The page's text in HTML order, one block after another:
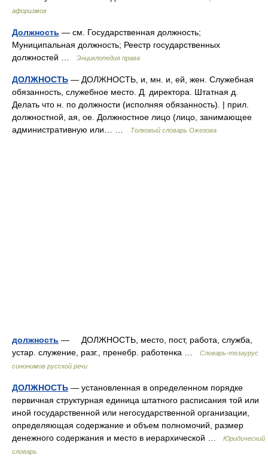
афоризмов
Должность — см. Государственная должность;
Муниципальная должность; Реестр государственных
должностей …
Энциклопедия права
ДОЛЖНОСТЬ — ДОЛЖНОСТЬ, и, мн. и, ей, жен. Служебная
обязанность, служебное место. Д. директора. Штатная д.
Делать что н. по должности (исполняя обязанность). | прил.
должностной, ая, ое. Должностное лицо (лицо, занимающее
административную или… …
Толковый словарь Ожегова
должность — ДОЛЖНОСТЬ, место, пост, работа, служба,
устар. служение, разг., пренебр. работенка …
Словарь-тезаурус
синонимов русской речи
ДОЛЖНОСТЬ — установленная в определенном порядке
первичная структурная единица штатного расписания той или
иной государственной или негосударственной организации,
определяющая содержание и объем полномочий, размер
денежного содержания и место в иерархической …
Юридический
словарь